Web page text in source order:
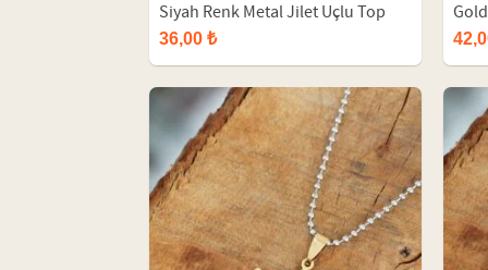
Siyah Renk Metal Jilet Uçlu Top
Zincirli Erkek Kolye
36,00 ₺
Top